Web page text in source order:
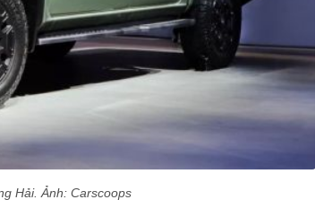
Hải. Ảnh: Carscoops